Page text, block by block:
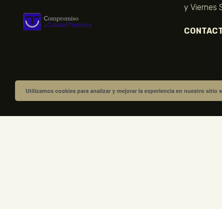
y Viernes
Utilizamos cookies para analizar y mejorar la experiencia en nuestro sitio